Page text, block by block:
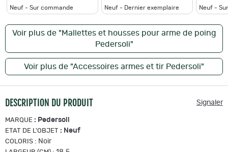
Neuf - Sur commande Neuf - Dernier exemplaire Neuf -
Voir plus de "Mallettes et housses pour arme de poing
Pedersoli"
Voir plus de "Accessoires armes et tir Pedersoli"
DESCRIPTION DU PRODUIT Signaler
MARQUE : Pedersoli
ETAT DE L'OBJET : Neuf
COLORIS : Noir